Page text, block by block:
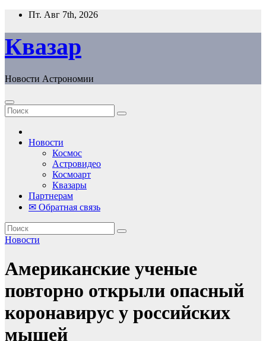
Перейти
содержанию
Пт. Авг 7th, 2026
Квазар
Новости Астрономии
Новости
Космос
Астровидео
Космоарт
Квазары
Партнерам
✉ Обратная связь
Новости
Американские ученые
повторно открыли опасный
коронавирус у российских
мышей